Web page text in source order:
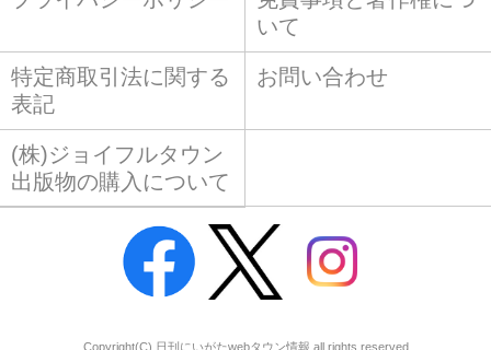
いて
特定商取引法に関する
表記
お問い合わせ
(株)ジョイフルタウン
出版物の購入について
Copyright(C) 日刊にいがたwebタウン情報 all rights reserved